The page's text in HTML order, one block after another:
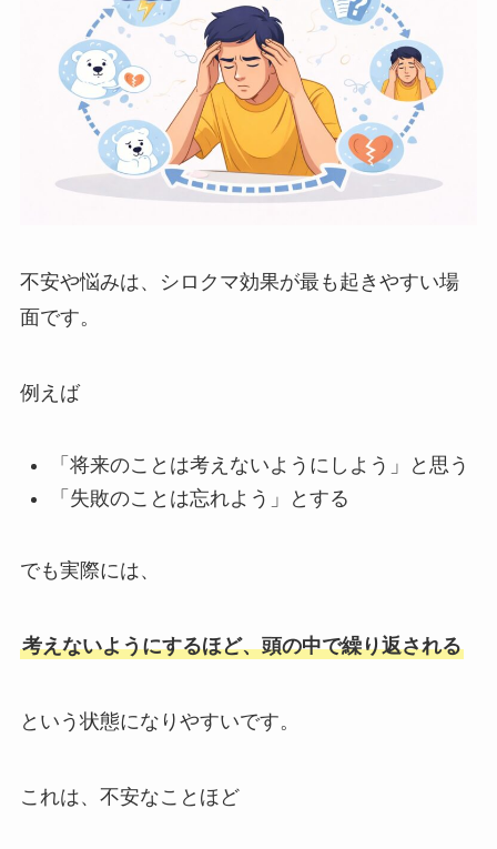
不安や悩みは、シロクマ効果が最も起きやすい場
面です。
例えば
「将来のことは考えないようにしよう」と思う
「失敗のことは忘れよう」とする
でも実際には、
考えないようにするほど、頭の中で繰り返される
という状態になりやすいです。
これは、不安なことほど